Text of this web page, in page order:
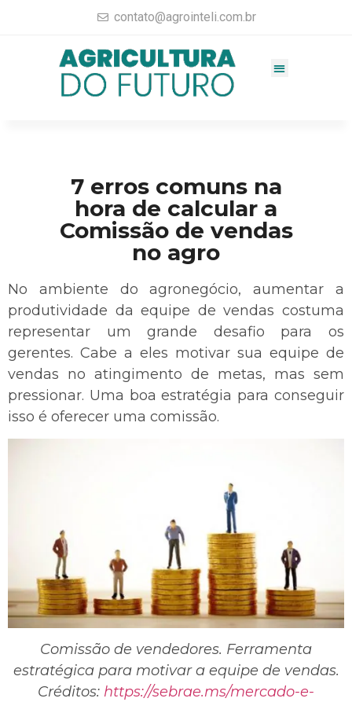
contato@agrointeli.com.br
7 erros comuns na
hora de calcular a
Comissão de vendas
no agro
No ambiente do agronegócio, aumentar a
produtividade da equipe de vendas costuma
representar um grande desafio para os
gerentes. Cabe a eles motivar sua equipe de
vendas no atingimento de metas, mas sem
pressionar. Uma boa estratégia para conseguir
isso é oferecer uma comissão.
Comissão de vendedores. Ferramenta
estratégica para motivar a equipe de vendas.
Créditos: https://sebrae.ms/mercado-e-